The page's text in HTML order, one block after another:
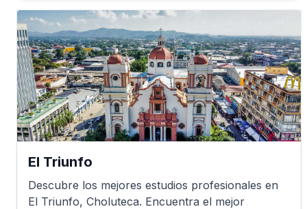
El Triunfo
Descubre los mejores estudios profesionales en
El Triunfo, Choluteca. Encuentra el mejor